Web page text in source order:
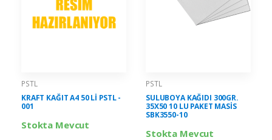
PSTL
KRAFT KAĞIT A4 50 Lİ PSTL -
001
Stokta Mevcut
PSTL
SULUBOYA KAĞIDI 300GR.
35X50 10 LU PAKET MASİS
SBK3550-10
Stokta Mevcut